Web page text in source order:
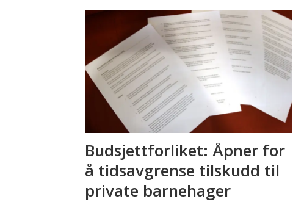
Budsjettforliket: Åpner for
å tidsavgrense tilskudd til
private barnehager